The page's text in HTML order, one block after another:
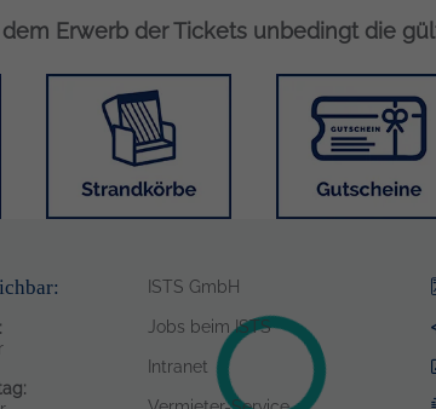
Erwerb der Tickets unbedingt die
ISTS GmbH
Jobs beim ISTS
Intranet